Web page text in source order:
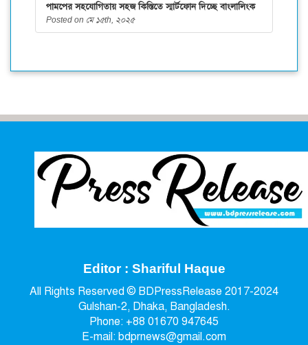
পামপের সহযোগিতায় সহজ কিস্তিতে স্মার্টফোন দিচ্ছে বাংলালিংক
Posted on মে ১৫th, ২০২৫
Editor : Shariful Haque
All Rights Reserved © BDPressRelease 2017-2024
Gulshan-2, Dhaka, Bangladesh.
Phone: +88 01670 947645
E-mail: bdprnews@gmail.com